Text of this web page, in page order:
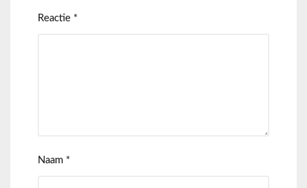
Reactie *
Naam *